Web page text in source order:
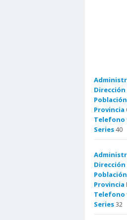
Dirección
Población
Provincia
Telefono
Series40
Dirección
Población
Provincia
Telefono
Series32